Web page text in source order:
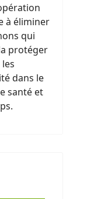
à éliminer
qui
protéger
dans le
santé et